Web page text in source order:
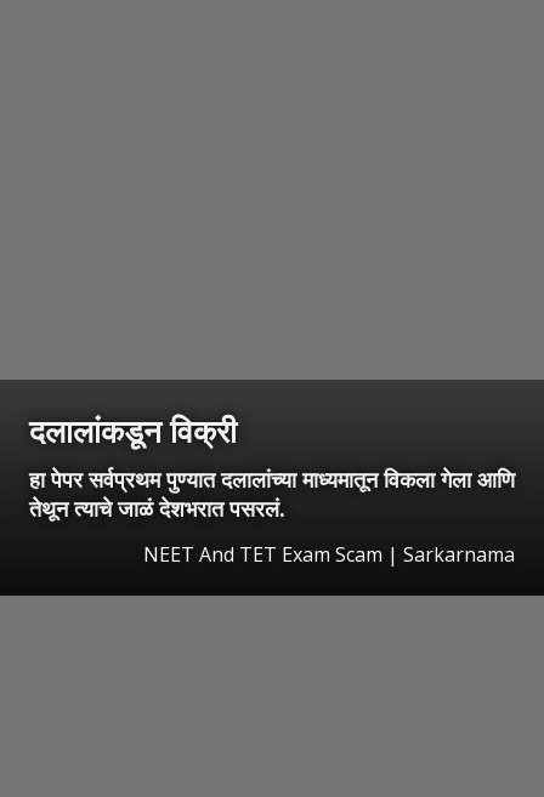
दलालांकडून विक्री
हा पेपर सर्वप्रथम पुण्यात दलालांच्या माध्यमातून विकला गेला आणि
तेथून त्याचे जाळं देशभरात पसरलं.
NEET And TET Exam Scam | Sarkarnama